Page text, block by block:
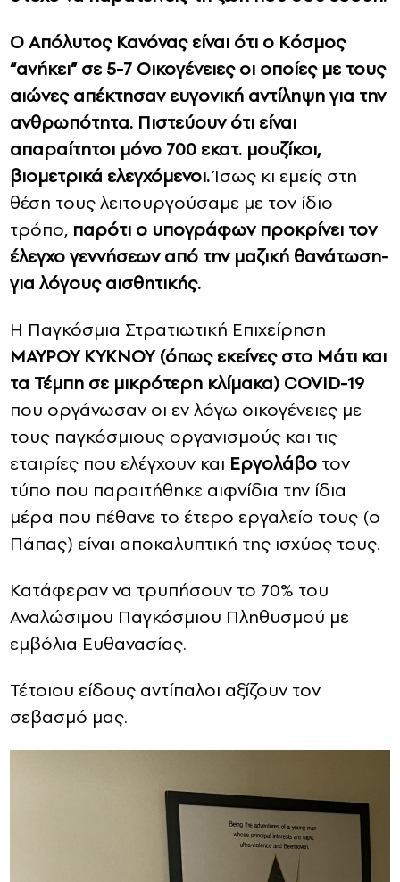
Ο Απόλυτος Κανόνας είναι ότι ο Κόσμος
“ανήκει” σε 5-7 Οικογένειες οι οποίες με τους
αιώνες απέκτησαν ευγονική αντίληψη για την
ανθρωπότητα. Πιστεύουν ότι είναι
απαραίτητοι μόνο 700 εκατ. μουζίκοι,
βιομετρικά ελεγχόμενοι.Ίσως κι εμείς στη
θέση τους λειτουργούσαμε με τον ίδιο
τρόπο, παρότι ο υπογράφων προκρίνει τον
έλεγχο γεννήσεων από την μαζική θανάτωση-
για λόγους αισθητικής.
Η Παγκόσμια Στρατιωτική Επιχείρηση
ΜΑΥΡΟΥ ΚΥΚΝΟΥ (όπως εκείνες στο Μάτι και
τα Τέμπη σε μικρότερη κλίμακα) COVID-19
που οργάνωσαν οι εν λόγω οικογένειες με
τους παγκόσμιους οργανισμούς και τις
εταιρίες που ελέγχουν και Εργολάβο τον
τύπο που παραιτήθηκε αιφνίδια την ίδια
μέρα που πέθανε το έτερο εργαλείο τους (ο
Πάπας) είναι αποκαλυπτική της ισχύος τους.
Κατάφεραν να τρυπήσουν το 70% του
Αναλώσιμου Παγκόσμιου Πληθυσμού με
εμβόλια Ευθανασίας.
Τέτοιου είδους αντίπαλοι αξίζουν τον
σεβασμό μας.